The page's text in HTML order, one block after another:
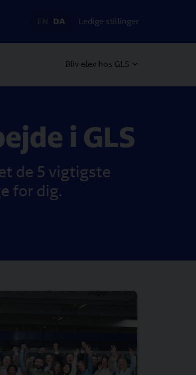
EN DA Ledige stillinger
Bliv elev hos GLS
i GLS
de 5 vigtigste
for dig.